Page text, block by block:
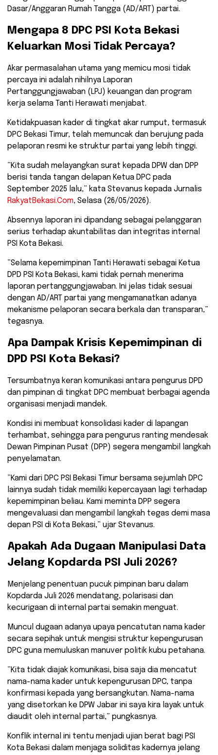
Dasar/Anggaran Rumah Tangga (AD/ART) partai.
​Mengapa 8 DPC PSI Kota Bekasi
Keluarkan Mosi Tidak Percaya?
​Akar permasalahan utama yang memicu mosi tidak
percaya ini adalah nihilnya Laporan
Pertanggungjawaban (LPJ) keuangan dan program
kerja selama Tanti Herawati menjabat.
Ketidakpuasan kader di tingkat akar rumput, termasuk
DPC Bekasi Timur, telah memuncak dan berujung pada
pelaporan resmi ke struktur partai yang lebih tinggi.
​”Kita sudah melayangkan surat kepada DPW dan DPP
berisi tanda tangan delapan Ketua DPC pada
September 2025 lalu,” kata Stevanus kepada Jurnalis
RakyatBekasi.Com, Selasa (26/05/2026).
​Absennya laporan ini dipandang sebagai pelanggaran
serius terhadap akuntabilitas dan integritas internal
PSI Kota Bekasi.
​”Selama kepemimpinan Tanti Herawati sebagai Ketua
DPD PSI Kota Bekasi, kami tidak pernah menerima
laporan pertanggungjawaban. Ini jelas tidak sesuai
dengan AD/ART partai yang mengamanatkan adanya
mekanisme pelaporan secara berkala dan transparan,”
tegasnya.
​Apa Dampak Krisis Kepemimpinan di
DPD PSI Kota Bekasi?
​Tersumbatnya keran komunikasi antara pengurus DPD
dan pimpinan di tingkat DPC membuat berbagai agenda
organisasi menjadi mandek.
Kondisi ini membuat konsolidasi kader di lapangan
terhambat, sehingga para pengurus ranting mendesak
Dewan Pimpinan Pusat (DPP) segera mengambil langkah
penyelamatan.
​”Kami dari DPC PSI Bekasi Timur bersama sejumlah DPC
lainnya sudah tidak memiliki kepercayaan lagi terhadap
kepemimpinan beliau. Kami meminta DPP segera
mengevaluasi dan mengambil langkah tegas demi masa
depan PSI di Kota Bekasi,” ujar Stevanus.
​Apakah Ada Dugaan Manipulasi Data
Jelang Kopdarda PSI Juli 2026?
​Menjelang penentuan pucuk pimpinan baru dalam
Kopdarda Juli 2026 mendatang, polarisasi dan
kecurigaan di internal partai semakin menguat.
Muncul dugaan adanya upaya pencatutan nama kader
secara sepihak untuk mengisi struktur kepengurusan
DPC guna memuluskan manuver politik kubu petahana.
​”Kita tidak diajak komunikasi, bisa saja dia mencatut
nama-nama kader untuk kepengurusan DPC, tanpa
konfirmasi kepada yang bersangkutan. Nama-nama
yang disetorkan ke DPW Jabar ini saya kira layak untuk
diaudit oleh internal partai,” pungkasnya.
​Konflik internal ini tentu menjadi ujian berat bagi PSI
Kota Bekasi dalam menjaga soliditas kadernya jelang